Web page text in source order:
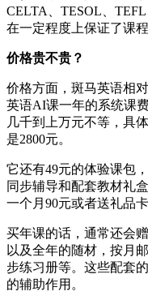
CELTA、TESOL、
在一定程度上保证了课
价格贵不贵？
价格方面，斑马英语相
英语AI课一年的系统课
几千到上万元不等，具
是2800元。
它还有49元的体验课包
同步辅导和配套教材礼
一个月90元或者送礼品卡
买年课的话，通常还会
以及全年的随材，按月
步练习册等。这些配套
的辅助作用。